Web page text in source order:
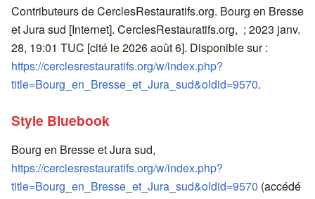
Contributeurs de CerclesRestauratifs.org. Bourg en Bresse
et Jura sud [Internet]. CerclesRestauratifs.org, ; 2023 janv.
28, 19:01 TUC [cité le 2026 août 6]. Disponible sur :
https://cerclesrestauratifs.org/w/index.php?
title=Bourg_en_Bresse_et_Jura_sud&oldid=9570.
Style Bluebook
Bourg en Bresse et Jura sud,
https://cerclesrestauratifs.org/w/index.php?
title=Bourg_en_Bresse_et_Jura_sud&oldid=9570 (accédé